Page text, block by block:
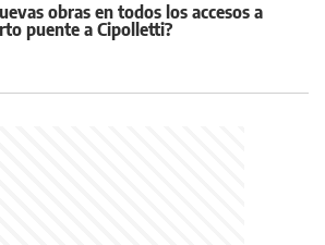
obras en todos los accesos a
puente a Cipolletti?